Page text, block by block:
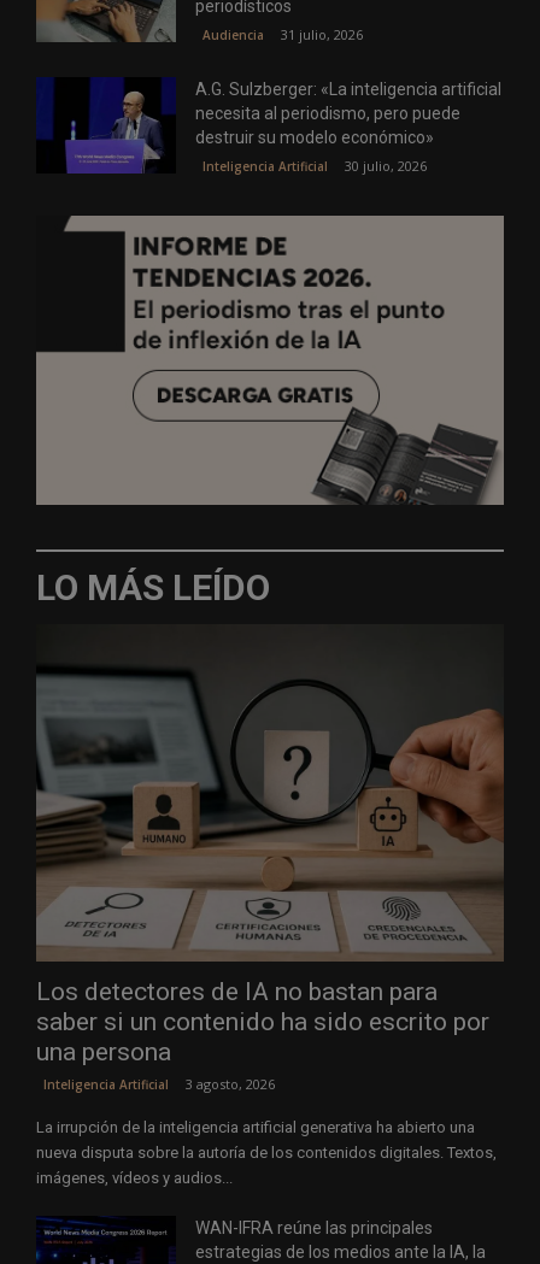
periodísticos
Audiencia 31 julio, 2026
A.G. Sulzberger: «La inteligencia artificial
necesita al periodismo, pero puede
destruir su modelo económico»
Inteligencia Artificial 30 julio, 2026
LO MÁS LEÍDO
Los detectores de IA no bastan para
saber si un contenido ha sido escrito por
una persona
Inteligencia Artificial 3 agosto, 2026
La irrupción de la inteligencia artificial generativa ha abierto una
nueva disputa sobre la autoría de los contenidos digitales. Textos,
imágenes, vídeos y audios...
WAN-IFRA reúne las principales
estrategias de los medios ante la IA, la